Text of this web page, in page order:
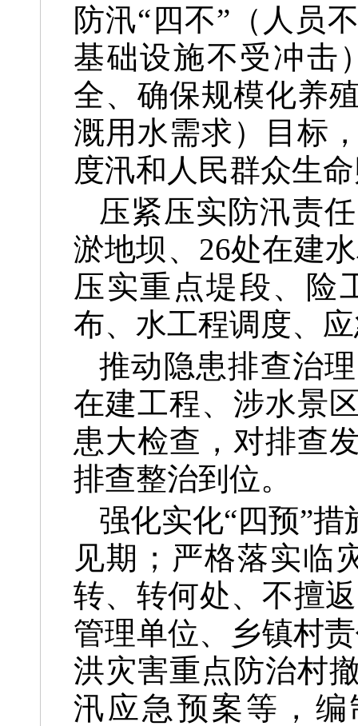
防汛“四不”（人员
基础设施不受冲击
全、确保规模化养
溉用水需求）目标
度汛和人民群众生
压紧压实防汛责
淤地坝、26处在建
压实重点堤段、险
布、水工程调度、
推动隐患排查治
在建工程、涉水景
患大检查，对排查
排查整治到位。
强化实化“四预”
见期；严格落实临
转、转何处、不擅
管理单位、乡镇村
洪灾害重点防治村
汛应急预案等，